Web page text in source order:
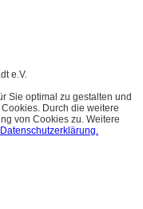
e.V.
Sie optimal zu gestalten und
Durch die weitere
von Cookies zu. Weitere
Datenschutzerklärung.